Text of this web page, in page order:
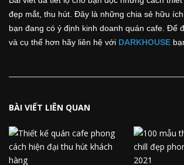
đẹp mắt, thu hút. Đây là những chia sẻ hữu
bạn đang có ý định kinh doanh quán cafe. Để
và cụ thể hơn hãy liên hệ với DARKHOUSE
BÀI VIẾT LIÊN QUAN